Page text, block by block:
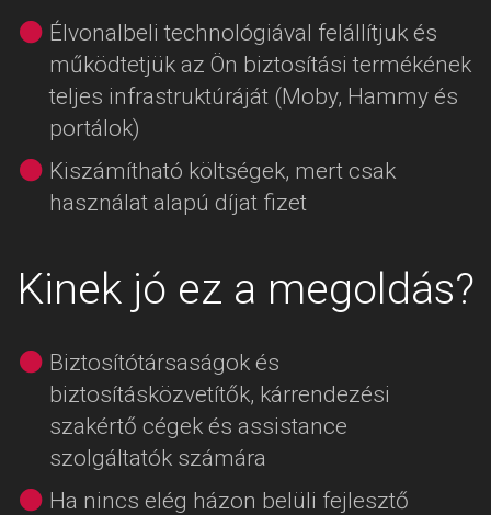
Élvonalbeli technológiával felállítjuk és
működtetjük az Ön biztosítási termékének
teljes infrastruktúráját (Moby, Hammy és
portálok)
Kiszámítható költségek, mert csak
használat alapú díjat fizet
Kinek jó ez a megoldás?
Biztosítótársaságok és
biztosításközvetítők, kárrendezési
szakértő cégek és assistance
szolgáltatók számára
Ha nincs elég házon belüli fejlesztő